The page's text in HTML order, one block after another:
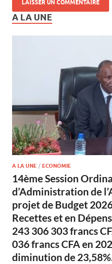
A LA UNE
A LA UNE / ECONOMIE
14ème Session
d’Administration de
projet de Budget
Recettes et en
243 306 303 francs
036 francs CFA en
diminution de